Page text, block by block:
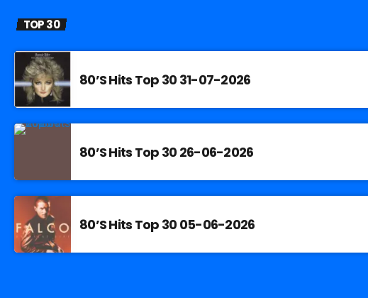
TOP 30
80’S Hits Top 30 31-07-2026
80’S Hits Top 30 26-06-2026
80’S Hits Top 30 05-06-2026